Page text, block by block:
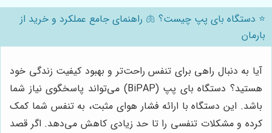
⭐️ دستگاه بای پپ چیست؟ 🫁 راهنمای جامع عملکرد و خرید از
بارمان
آیا به دنبال راهی برای تنفس راحت‌تر و بهبود کیفیت زندگی خود
هستید؟ دستگاه بای پپ (BiPAP) می‌تواند پاسخگوی نیاز شما
باشد. این دستگاه با ارائه فشار هوای مثبت، به تنفس شما کمک
کرده و مشکلات تنفسی را تا حد زیادی کاهش می‌دهد. اگر قصد